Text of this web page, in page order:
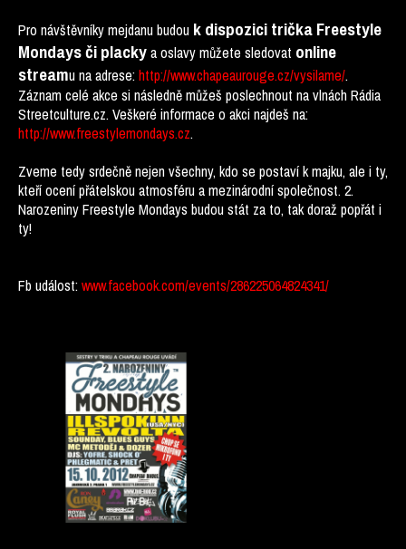
Pro návštěvníky mejdanu budou k dispozici trička Freestyle
Mondays či plackya oslavy můžete sledovat online
streamu na adrese:http://www.chapeaurouge.cz/vysilame/.
Záznam celé akce si následně můžeš poslechnout na vlnách Rádia
Streetculture.cz. Veškeré informace o akci najdeš na:
http://www.freestylemondays.cz.
Zveme tedy srdečně nejen všechny, kdo se postaví k majku, ale i ty,
kteří ocení přátelskou atmosféru a mezinárodní společnost. 2.
Narozeniny Freestyle Mondays budou stát za to, tak doraž popřát i
ty!
Fb událost:www.facebook.com/events/286225064824341/